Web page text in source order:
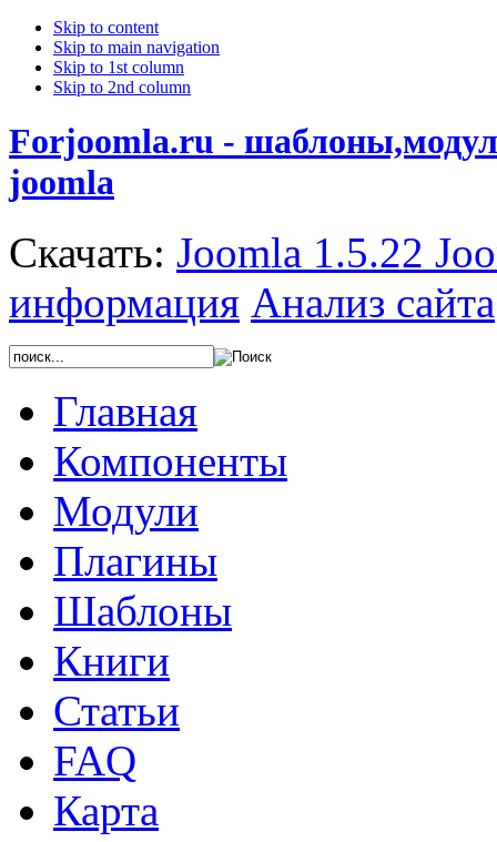
Skip to content
Skip to main navigation
Skip to 1st column
Skip to 2nd column
Forjoomla.ru -
joomla
Скачать: Joomla 1.5.22
информация Анализ сайта
Главная
Компоненты
Модули
Плагины
Шаблоны
Книги
Статьи
FAQ
Карта